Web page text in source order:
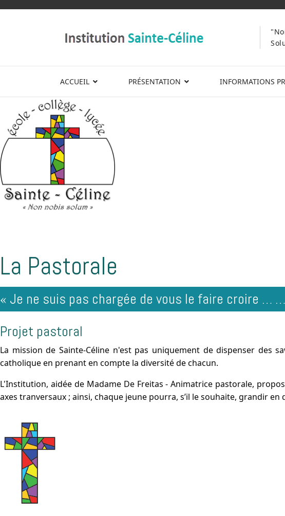
ACCUEIL PRÉSENTATION INFORMATIONS
La Pastorale
« Je ne suis pas chargée de vous le faire croire …
Projet pastoral
La mission de Sainte-Céline n'est pas uniquement de dispenser des
catholique en prenant en compte la diversité de chacun.
L'Institution, aidée de Madame De Freitas - Animatrice pastorale,
axes tranversaux ; ainsi, chaque jeune pourra, s’il le souhaite, grandir